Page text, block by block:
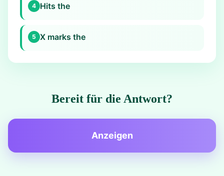
4 Hits the
5 X marks the
Bereit für die Antwort?
Anzeigen